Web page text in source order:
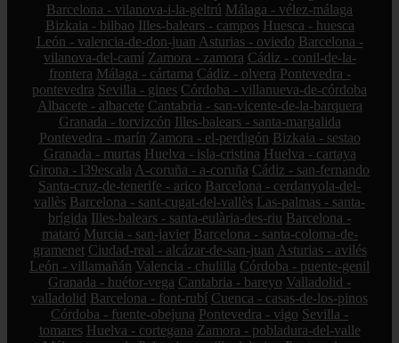
Barcelona - vilanova-i-la-geltrú Málaga - vélez-málaga
Bizkaia - bilbao Illes-balears - campos Huesca - huesca
León - valencia-de-don-juan Asturias - oviedo Barcelona -
vilanova-del-camí Zamora - zamora Cádiz - conil-de-la-
frontera Málaga - cártama Cádiz - olvera Pontevedra -
pontevedra Sevilla - gines Córdoba - villanueva-de-córdoba
Albacete - albacete Cantabria - san-vicente-de-la-barquera
Granada - torvizcón Illes-balears - santa-margalida
Pontevedra - marín Zamora - el-perdigón Bizkaia - sestao
Granada - murtas Huelva - isla-cristina Huelva - cartaya
Girona - l39escala A-coruña - a-coruña Cádiz - san-fernando
Santa-cruz-de-tenerife - arico Barcelona - cerdanyola-del-
vallès Barcelona - sant-cugat-del-vallès Las-palmas - santa-
brígida Illes-balears - santa-eulària-des-riu Barcelona -
mataró Murcia - san-javier Barcelona - santa-coloma-de-
gramenet Ciudad-real - alcázar-de-san-juan Asturias - avilés
León - villamañán Valencia - chulilla Córdoba - puente-genil
Granada - huétor-vega Cantabria - bareyo Valladolid -
valladolid Barcelona - font-rubí Cuenca - casas-de-los-pinos
Córdoba - fuente-obejuna Pontevedra - vigo Sevilla -
tomares Huelva - cortegana Zamora - pobladura-del-valle